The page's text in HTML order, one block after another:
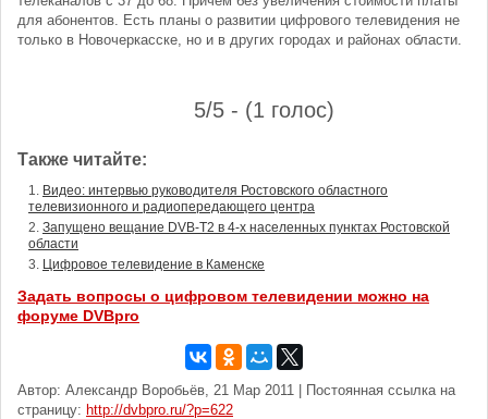
для абонентов. Есть планы о развитии цифрового телевидения не
только в Новочеркасске, но и в других городах и районах области.
5/5 - (1 голос)
Также читайте:
Видео: интервью руководителя Ростовского областного
телевизионного и радиопередающего центра
Запущено вещание DVB-T2 в 4-х населенных пунктах Ростовской
области
Цифровое телевидение в Каменске
Задать вопросы о цифровом телевидении можно на
форуме DVBpro
Автор: Александр Воробьёв, 21 Мар 2011 | Постоянная ссылка на
страницу: http://dvbpro.ru/?p=622